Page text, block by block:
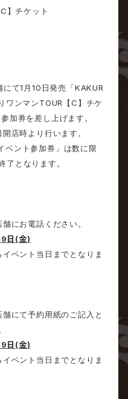
C 】チケット
にて1 月10 日発売「 KAKUR
ワンマン TOUR 【C 】チケ
加券を差し上げます。
開店時より行います。
ベント参加券」は数に限
了となります。
にお電話ください。
9日 (金)
イベント当日までとなりま
にて予約用紙のご記入と
9日 (金)
イベント当日までとなりま